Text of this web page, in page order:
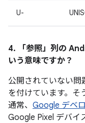
U-
4. 「参照」 列の
いう意味ですか？
公開されていない問
を付けています。そ
通常、 Google デベ
Google Pixel デバイ